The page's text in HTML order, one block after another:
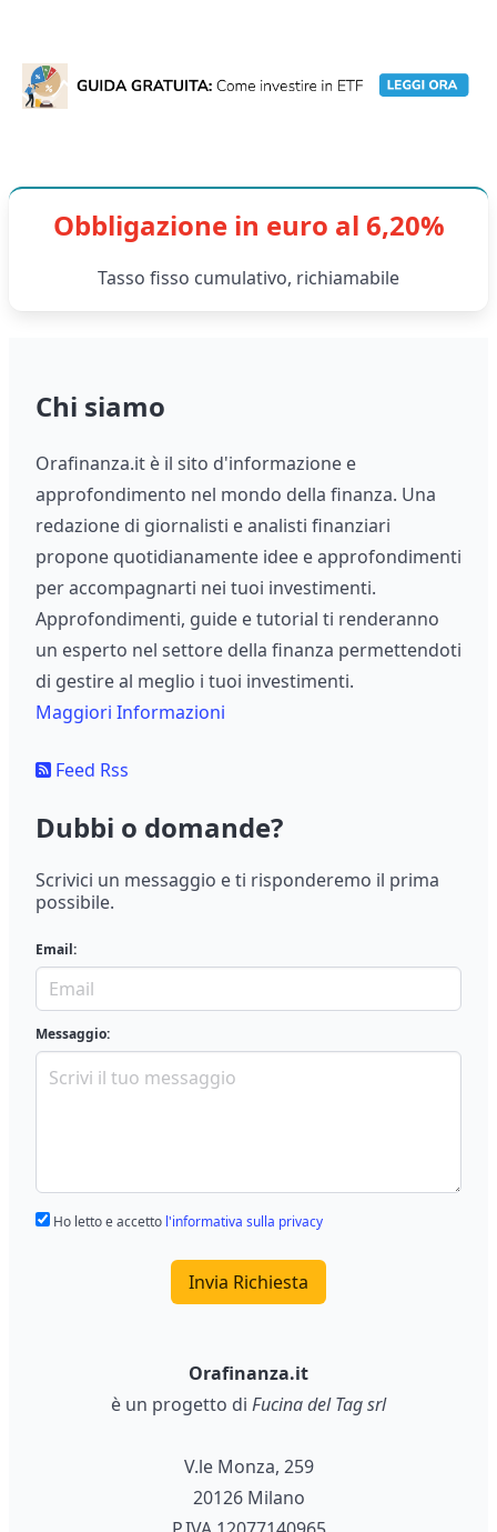
Obbligazione in euro al 6,20%
Tasso fisso cumulativo, richiamabile
Chi siamo
Orafinanza.it è il sito d'informazione e
approfondimento nel mondo della finanza. Una
redazione di giornalisti e analisti finanziari
propone quotidianamente idee e approfondimenti
per accompagnarti nei tuoi investimenti.
Approfondimenti, guide e tutorial ti renderanno
un esperto nel settore della finanza permettendoti
di gestire al meglio i tuoi investimenti.
Maggiori Informazioni
Feed Rss
Dubbi o domande?
Scrivici un messaggio e ti risponderemo il prima
possibile.
Email:
Messaggio:
Ho letto e accetto l'informativa sulla privacy
Invia Richiesta
Orafinanza.it
è un progetto di Fucina del Tag srl
V.le Monza, 259
20126 Milano